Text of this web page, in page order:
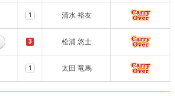
1 清水 裕友
3 松浦 悠士
1 太田 竜馬